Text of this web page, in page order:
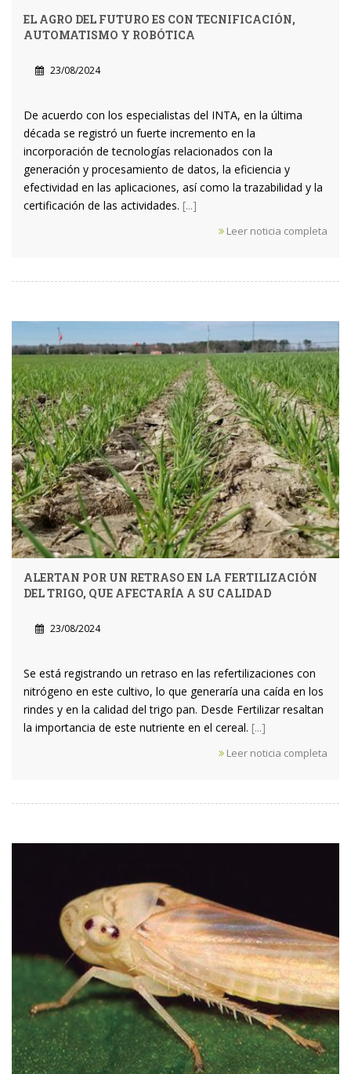
EL AGRO DEL FUTURO ES CON TECNIFICACIÓN,
AUTOMATISMO Y ROBÓTICA
23/08/2024
De acuerdo con los especialistas del INTA, en la última
década se registró un fuerte incremento en la
incorporación de tecnologías relacionados con la
generación y procesamiento de datos, la eficiencia y
efectividad en las aplicaciones, así como la trazabilidad y la
certificación de las actividades. [...]
Leer noticia completa
ALERTAN POR UN RETRASO EN LA FERTILIZACIÓN
DEL TRIGO, QUE AFECTARÍA A SU CALIDAD
23/08/2024
Se está registrando un retraso en las refertilizaciones con
nitrógeno en este cultivo, lo que generaría una caída en los
rindes y en la calidad del trigo pan. Desde Fertilizar resaltan
la importancia de este nutriente en el cereal. [...]
Leer noticia completa